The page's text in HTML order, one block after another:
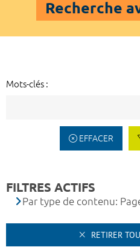
Recherche
Mots-clés :
EFFACER
FILTRES ACTIFS
Par type de contenu:
RETIRER